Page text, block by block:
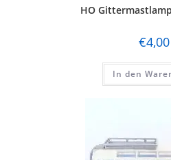
HO
€4,00
In den